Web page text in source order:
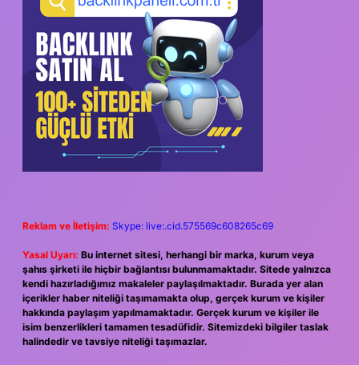
Reklam ve İletişim: Skype: live:.cid.575569c608265c69
Yasal Uyarı: Bu internet sitesi, herhangi bir marka, kurum veya
şahıs şirketi ile hiçbir bağlantısı bulunmamaktadır. Sitede yalnızca
kendi hazırladığımız makaleler paylaşılmaktadır. Burada yer alan
içerikler haber niteliği taşımamakta olup, gerçek kurum ve kişiler
hakkında paylaşım yapılmamaktadır. Gerçek kurum ve kişiler ile
isim benzerlikleri tamamen tesadüfidir. Sitemizdeki bilgiler taslak
halindedir ve tavsiye niteliği taşımazlar.